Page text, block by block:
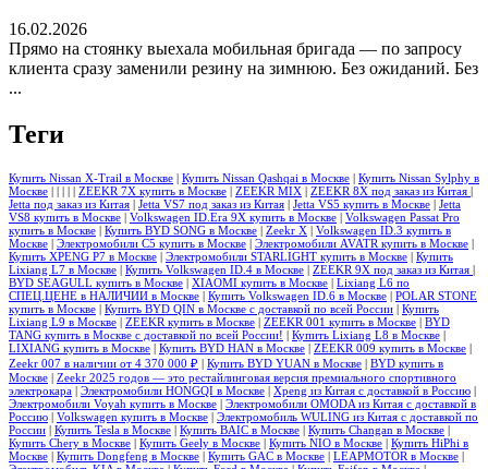
16.02.2026
Прямо на стоянку выехала мобильная бригада — по запросу
клиента сразу заменили резину на зимнюю. Без ожиданий. Без
...
Теги
Купить Nissan X-Trail в Москве | Купить Nissan Qashqai в Москве | Купить Nissan Sylphy в
Москве | | | | | ZEEKR 7X купить в Москве | ZEEKR MIX | ZEEKR 8X под заказ из Китая |
Jetta под заказ из Китая | Jetta VS7 под заказ из Китая | Jetta VS5 купить в Москве | Jetta
VS8 купить в Москве | Volkswagen ID.Era 9X купить в Москве | Volkswagen Passat Pro
купить в Москве | Купить BYD SONG в Москве | Zeekr X | Volkswagen ID.3 купить в
Москве | Электромобили С5 купить в Москве | Электромобили AVATR купить в Москве |
Купить XPENG P7 в Москве | Электромобили STARLIGHT купить в Москве | Купить
Lixiang L7 в Москве | Купить Volkswagen ID.4 в Москве | ZEEKR 9X под заказ из Китая |
BYD SEAGULL купить в Москве | XIAOMI купить в Москве | Lixiang L6 по
СПЕЦ.ЦЕНЕ в НАЛИЧИИ в Москве | Купить Volkswagen ID.6 в Москве | POLAR STONE
купить в Москве | Купить BYD QIN в Москве с доставкой по всей России | Купить
Lixiang L9 в Москве | ZEEKR купить в Москве | ZEEKR 001 купить в Москве | BYD
TANG купить в Москве с доставкой по всей России! | Купить Lixiang L8 в Москве |
LIXIANG купить в Москве | Купить BYD HAN в Москве | ZEEKR 009 купить в Москве |
Zeekr 007 в наличии от 4 370 000 ₽ | Купить BYD YUAN в Москве | BYD купить в
Москве | Zeekr 2025 годов — это рестайлинговая версия премиального спортивного
электрокара | Электромобили HONGQI в Москве | Xpeng из Китая с доставкой в Россию |
Электромобили Voyah купить в Москве | Электромобили OMODA из Китая с доставкой в
Россию | Volkswagen купить в Москве | Электромобиль WULING из Китая с доставкой по
России | Купить Tesla в Москве | Купить BAIC в Москве | Купить Changan в Москве |
Купить Chery в Москве | Купить Geely в Москве | Купить NIO в Москве | Купить HiPhi в
Москве | Купить Dongfeng в Москве | Купить GAC в Москве | LEAPMOTOR в Москве |